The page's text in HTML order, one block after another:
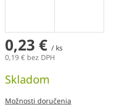
0,23 € / ks
0,19 € bez DPH
cena:
Skladom
Možnosti doručenia